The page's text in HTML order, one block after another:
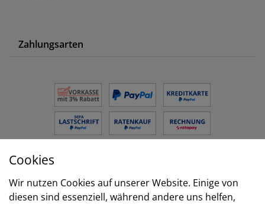
Zahlungsarten
Versand
Cookies
Wir nutzen Cookies auf unserer Website. Einige von
diesen sind essenziell, während andere uns helfen,